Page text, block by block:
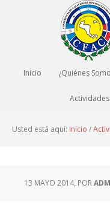
Inicio ¿Quiénes
Actividades
Usted está aquí: Inicio /
13 MAYO 2014, POR